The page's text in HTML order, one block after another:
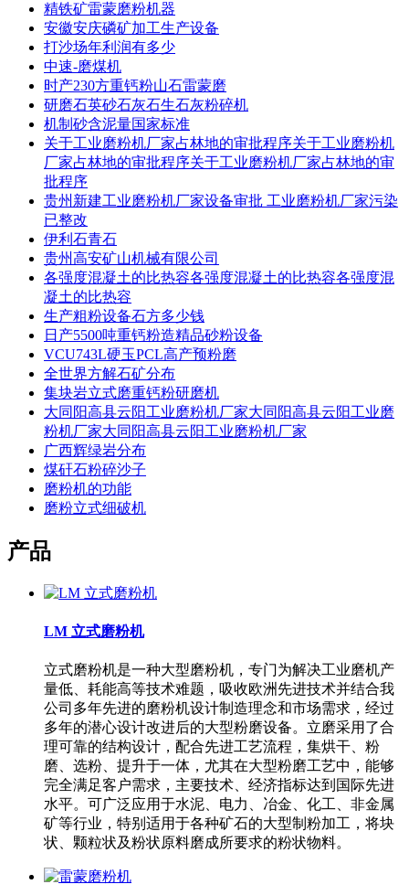
精铁矿雷蒙磨粉机器
安徽安庆磷矿加工生产设备
打沙场年利润有多少
中速-磨煤机
时产230方重钙粉山石雷蒙磨
研磨石英砂石灰石生石灰粉碎机
机制砂含泥量国家标准
关于工业磨粉机厂家占林地的审批程序关于工业磨粉机
厂家占林地的审批程序关于工业磨粉机厂家占林地的审
批程序
贵州新建工业磨粉机厂家设备审批 工业磨粉机厂家污染
已整改
伊利石青石
贵州高安矿山机械有限公司
各强度混凝土的比热容各强度混凝土的比热容各强度混
凝土的比热容
生产粗粉设备石方多少钱
日产5500吨重钙粉造精品砂粉设备
VCU743L硬玉PCL高产预粉磨
全世界方解石矿分布
集块岩立式磨重钙粉研磨机
大同阳高县云阳工业磨粉机厂家大同阳高县云阳工业磨
粉机厂家大同阳高县云阳工业磨粉机厂家
广西辉绿岩分布
煤矸石粉碎沙子
磨粉机的功能
磨粉立式细破机
产品
LM 立式磨粉机
立式磨粉机是一种大型磨粉机，专门为解决工业磨机产
量低、耗能高等技术难题，吸收欧洲先进技术并结合我
公司多年先进的磨粉机设计制造理念和市场需求，经过
多年的潜心设计改进后的大型粉磨设备。立磨采用了合
理可靠的结构设计，配合先进工艺流程，集烘干、粉
磨、选粉、提升于一体，尤其在大型粉磨工艺中，能够
完全满足客户需求，主要技术、经济指标达到国际先进
水平。可广泛应用于水泥、电力、冶金、化工、非金属
矿等行业，特别适用于各种矿石的大型制粉加工，将块
状、颗粒状及粉状原料磨成所要求的粉状物料。